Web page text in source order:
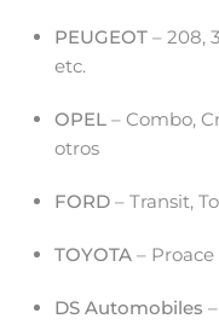
PEUGEOT – 208,
etc.
OPEL – Combo,
otros
FORD – Transit,
TOYOTA – Proace
DS Automobiles –